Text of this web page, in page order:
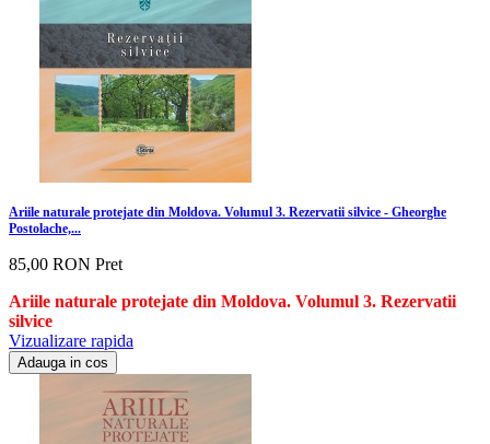
Ariile naturale protejate din Moldova. Volumul 3. Rezervatii silvice - Gheorghe
Postolache,...
85,00 RON Pret
Ariile naturale protejate din Moldova. Volumul 3. Rezervatii
silvice
Vizualizare rapida
Adauga in cos